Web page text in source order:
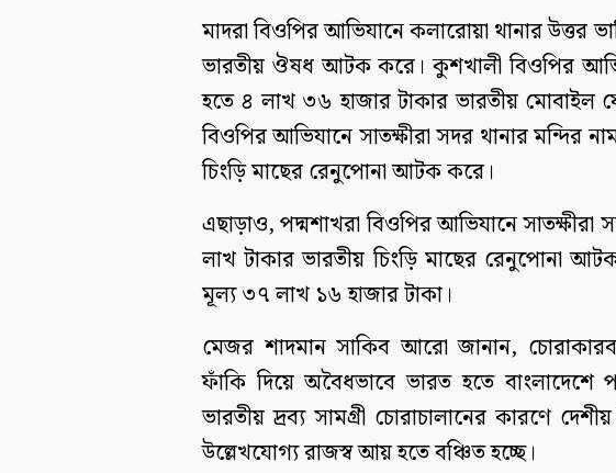
মাদরা বিওপির আভিযানে কলারোয়া থানার উত্তর
ভারতীয় ঔষধ আটক করে। কুশখালী বিওপির
হতে ৪ লাখ ৩৬ হাজার টাকার ভারতীয় মোবাইল
বিওপির আভিযানে সাতক্ষীরা সদর থানার মন্দির
চিংড়ি মাছের রেনুপোনা আটক করে।
এছাড়াও, পদ্মশাখরা বিওপির আভিযানে
লাখ টাকার ভারতীয় চিংড়ি মাছের রেনুপোনা
মূল্য ৩৭ লাখ ১৬ হাজার টাকা।
মেজর শাদমান সাকিব আরো জানান,
ফাঁকি দিয়ে অবৈধভাবে ভারত হতে
ভারতীয় দ্রব্য সামগ্রী চোরাচালানের কারণে
উল্লেখযোগ্য রাজস্ব আয় হতে বঞ্চিত হচ্ছে।